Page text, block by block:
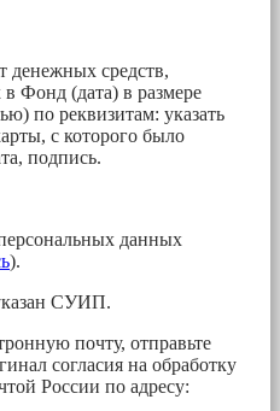
денежных средств,
Фонд (дата) в размере
по реквизитам: указать
с которого было
подпись.
данных
).
СУИП.
почту, отправьте
согласия на обработку
России по адресу: